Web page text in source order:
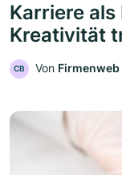
Karriere
Kreativität
CB Von